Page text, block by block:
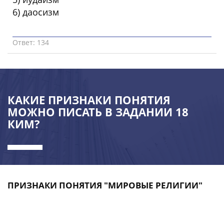
6) даосизм
Ответ: 134
КАКИЕ ПРИЗНАКИ ПОНЯТИЯ
МОЖНО ПИСАТЬ В ЗАДАНИИ 18
КИМ?
ПРИЗНАКИ ПОНЯТИЯ "МИРОВЫЕ РЕЛИГИИ"